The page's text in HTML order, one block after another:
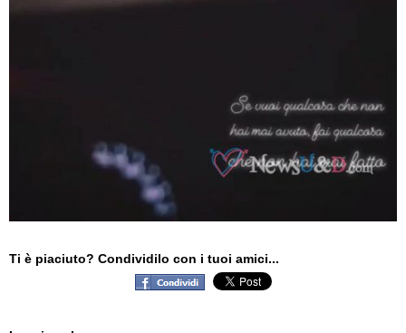
Ti è piaciuto? Condividilo con i tuoi amici...